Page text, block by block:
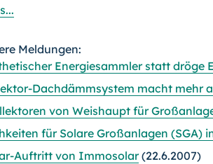
Meldungen:
Energiesammler statt dröge
Dachdämmsystem macht mehr
von Weishaupt für
für Solare Großanlagen (SGA)
Auftritt von Immosolar(22.6.2007)